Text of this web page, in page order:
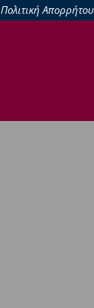
Πολιτική Απορρήτου